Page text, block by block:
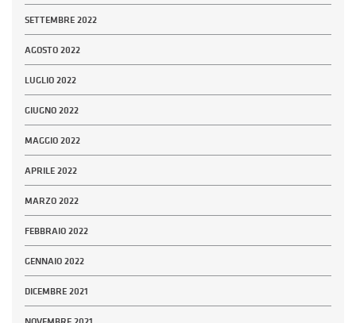
SETTEMBRE 2022
AGOSTO 2022
LUGLIO 2022
GIUGNO 2022
MAGGIO 2022
APRILE 2022
MARZO 2022
FEBBRAIO 2022
GENNAIO 2022
DICEMBRE 2021